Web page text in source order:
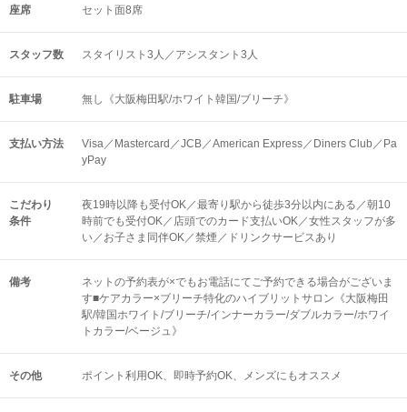
座席 セット面8席
スタッフ数 スタイリスト3人／アシスタント3人
駐車場 無し《大阪梅田駅/ホワイト韓国/ブリーチ》
支払い方法
Visa／Mastercard／JCB／American Express／Diners Club／Pa
yPay
こだわり
条件
夜19時以降も受付OK／最寄り駅から徒歩3分以内にある／朝10
時前でも受付OK／店頭でのカード支払いOK／女性スタッフが多
い／お子さま同伴OK／禁煙／ドリンクサービスあり
備考
ネットの予約表が×でもお電話にてご予約できる場合がございま
す■ケアカラー×ブリーチ特化のハイブリットサロン《大阪梅田
駅/韓国ホワイト/ブリーチ/インナーカラー/ダブルカラー/ホワイ
トカラー/ベージュ》
その他 ポイント利用OK 即時予約OK メンズにもオススメ